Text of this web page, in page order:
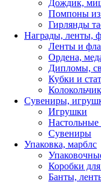
Дождик,
Помпоны из
Гирлянды
Награды, ленты,
Ленты и
Ордена,
Дипломы,
Кубки и
Сувениры,
Игрушки
Сувениры
Упаковка, марблс
Коробки
Банты,